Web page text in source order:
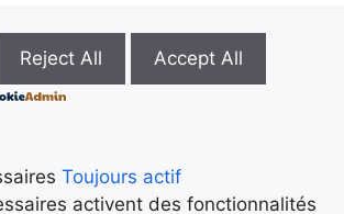
Reject All
Accept All
Toujours actif
activent des fonctionnalités